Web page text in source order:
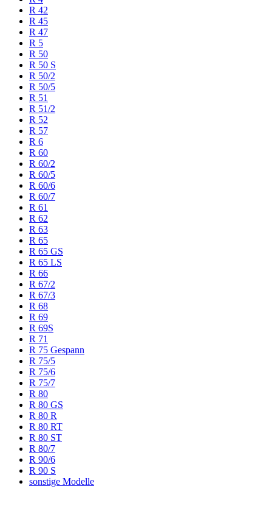
R 42
R 45
R 47
R 5
R 50
R 50 S
R 50/2
R 50/5
R 51
R 51/2
R 52
R 57
R 6
R 60
R 60/2
R 60/5
R 60/6
R 60/7
R 61
R 62
R 63
R 65
R 65 GS
R 65 LS
R 66
R 67/2
R 67/3
R 68
R 69
R 69S
R 71
R 75 Gespann
R 75/5
R 75/6
R 75/7
R 80
R 80 GS
R 80 R
R 80 RT
R 80 ST
R 80/7
R 90/6
R 90 S
sonstige Modelle